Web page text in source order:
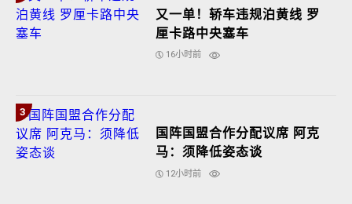
又一单！轿车违规泊黄线 罗
厘卡路中央塞车
16小时前
3
国阵国盟合作分配议席 阿克
马：须降低姿态谈
12小时前